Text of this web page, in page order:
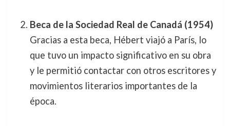
Beca de la Sociedad Real de Canadá (1954)
Gracias a esta beca, Hébert viajó a París, lo
que tuvo un impacto significativo en su obra
y le permitió contactar con otros escritores y
movimientos literarios importantes de la
época.